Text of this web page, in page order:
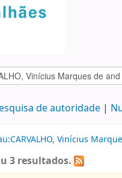
de autoridade
Vinícius
3 resultados.